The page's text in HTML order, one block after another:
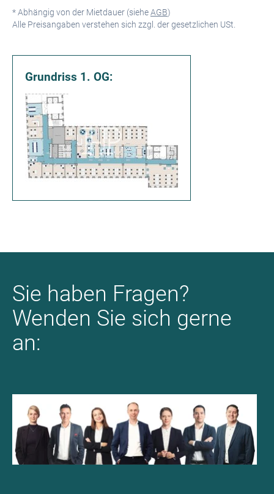
* Abhängig von der Mietdauer (sieheAGB)
Alle Preisangaben verstehen sich zzgl. der gesetzlichen USt.
Grundriss 1. OG:
Sie haben Fragen?
Wenden Sie sich gerne
an: